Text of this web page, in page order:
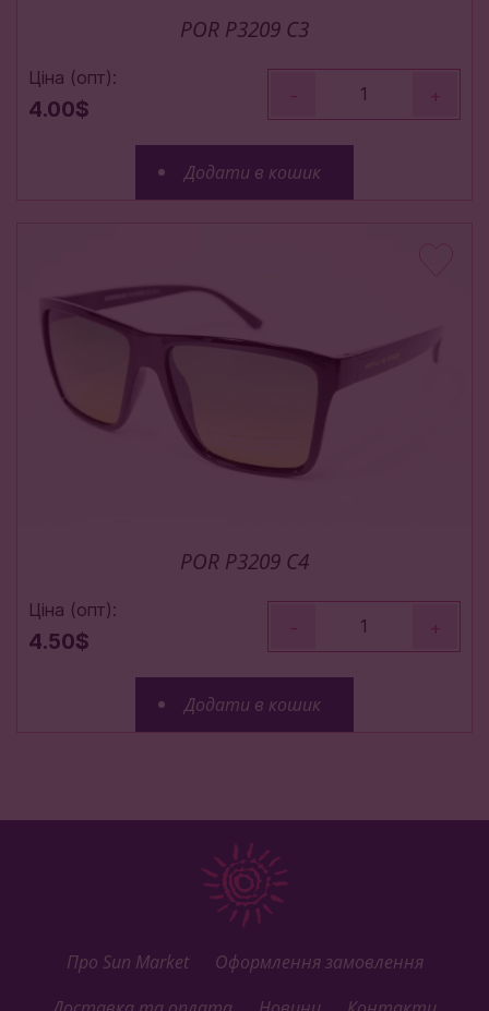
POR P3209 C3
Ціна (опт):
4.00$
- +
Додати в кошик
POR P3209 C4
Ціна (опт):
4.50$
- +
Додати в кошик
Про Sun Market
Оформлення замовлення